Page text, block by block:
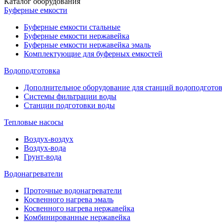
Буферные емкости
Буферные емкости стальные
Буферные емкости нержавейка
Буферные емкости нержавейка эмаль
Комплектующие для буферных емкостей
Водоподготовка
Дополнительное оборудование для станций
Системы фильтрации воды
Станции подготовки воды
Тепловые насосы
Воздух-воздух
Воздух-вода
Грунт-вода
Водонагреватели
Проточные водонагреватели
Косвенного нагрева эмаль
Косвенного нагрева нержавейка
Комбинированные нержавейка